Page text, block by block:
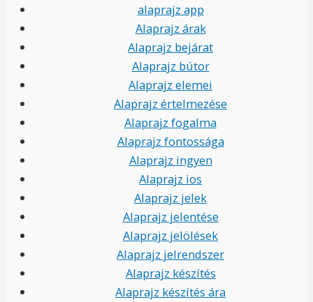
alaprajz app
Alaprajz árak
Alaprajz bejárat
Alaprajz bútor
Alaprajz elemei
Alaprajz értelmezése
Alaprajz fogalma
Alaprajz fontossága
Alaprajz ingyen
Alaprajz ios
Alaprajz jelek
Alaprajz jelentése
Alaprajz jelölések
Alaprajz jelrendszer
Alaprajz készítés
Alaprajz készítés ára